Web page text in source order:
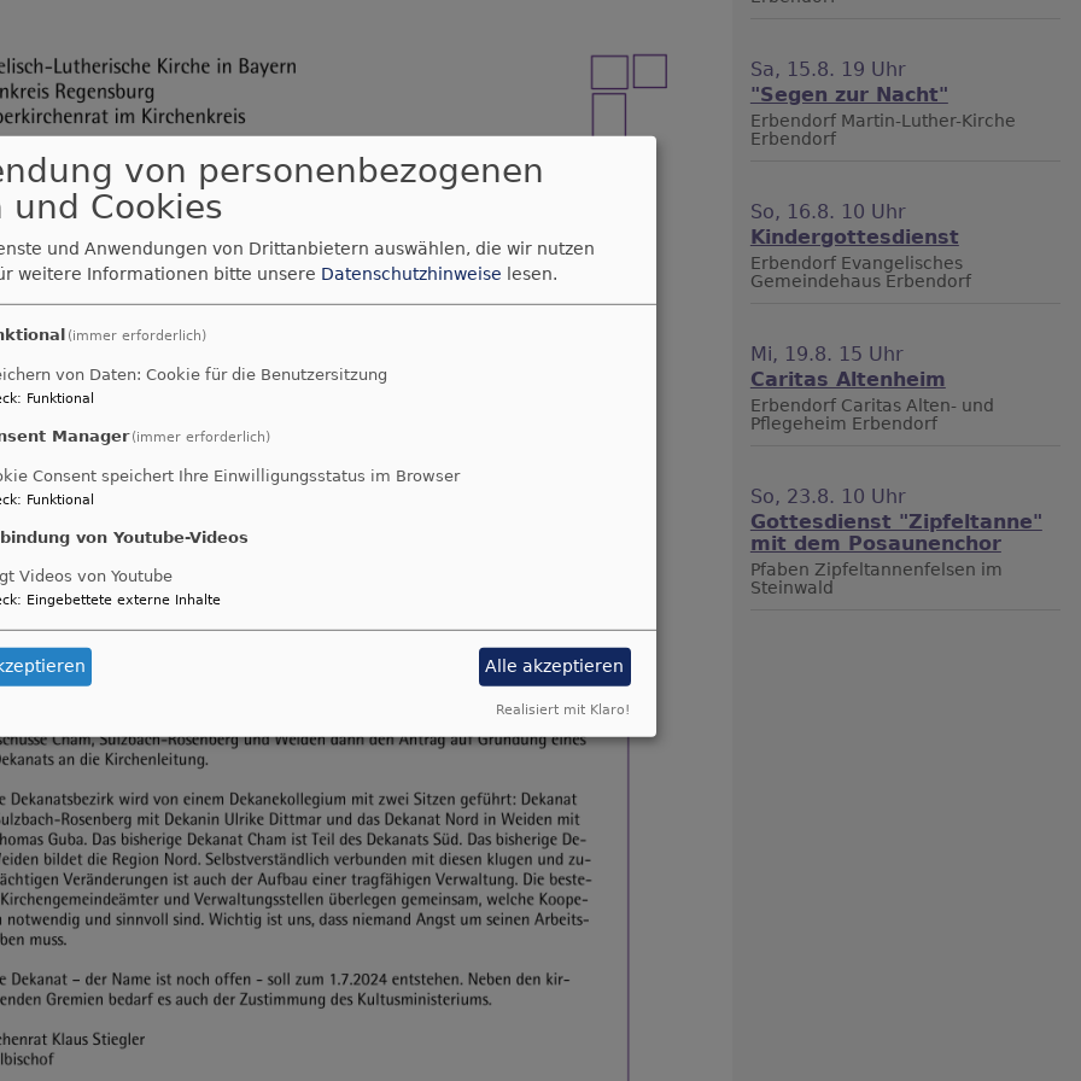
Sa, 15.8. 19 Uhr
"Segen zur Nacht"
Erbendorf Martin-Luther-Kirche
Erbendorf
So, 16.8. 10 Uhr
Kindergottesdienst
Erbendorf Evangelisches
Gemeindehaus Erbendorf
Mi, 19.8. 15 Uhr
Caritas Altenheim
Erbendorf Caritas Alten- und
Pflegeheim Erbendorf
So, 23.8. 10 Uhr
Gottesdienst "Zipfeltanne"
mit dem Posaunenchor
Pfaben Zipfeltannenfelsen im
Steinwald
von personenbezogenen
und Cookies
und Anwendungen von Drittanbietern auswählen, die wir nutzen
weitere Informationen bitte unsere Datenschutzhinweise lesen.
(immer erforderlich)
von Daten: Cookie für die Benutzersitzung
: Funktional
Manager (immer erforderlich)
Consent speichert Ihre Einwilligungsstatus im Browser
: Funktional
von Youtube-Videos
Videos von Youtube
: Eingebettete externe Inhalte
Alle akzeptieren
Realisiert mit Klaro!